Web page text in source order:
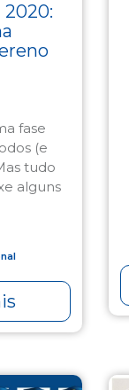
fase
(e
tudo
alguns